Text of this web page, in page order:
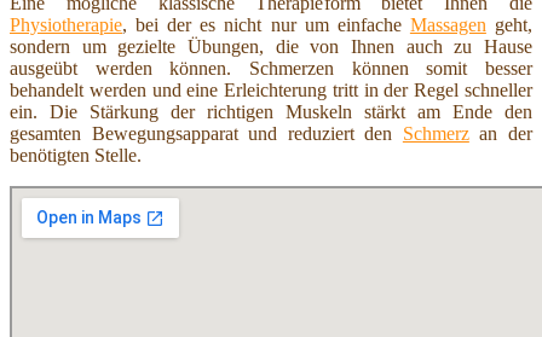
Physiotherapie, bei der es nicht nur um einfache Massagengeht,
sondern um gezielte Übungen, die von Ihnen auch zu Hause
ausgeübt werden können. Schmerzen können somit besser
behandelt werden und eine Erleichterung tritt in der Regel schneller
ein. Die Stärkung der richtigen Muskeln stärkt am Ende den
gesamten Bewegungsapparat und reduziert den Schmerzan der
benötigten Stelle.